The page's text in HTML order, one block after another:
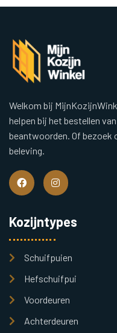
Welkom bij
helpen bij het bestellen
beantwoorden. Of
beleving.
Kozijntypes
Schuifpuien
Hefschuifpui
Voordeuren
Achterdeuren